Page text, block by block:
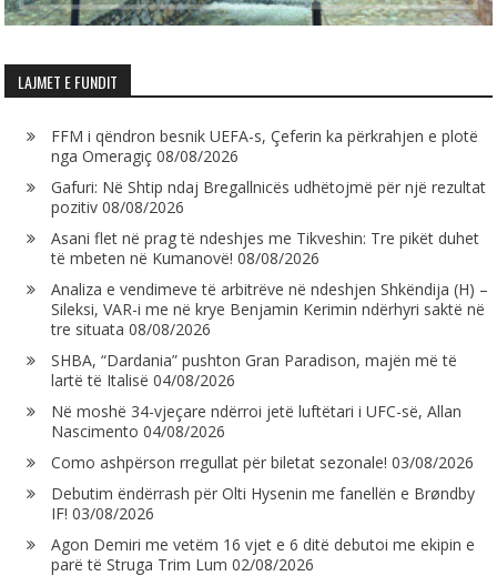
LAJMET E FUNDIT
FFM i qëndron besnik UEFA-s, Çeferin ka përkrahjen e plotë
nga Omeragiç 08/08/2026
Gafuri: Në Shtip ndaj Bregallnicës udhëtojmë për një rezultat
pozitiv 08/08/2026
Asani flet në prag të ndeshjes me Tikveshin: Tre pikët duhet
të mbeten në Kumanovë! 08/08/2026
Analiza e vendimeve të arbitrëve në ndeshjen Shkëndija (H) –
Sileksi, VAR-i me në krye Benjamin Kerimin ndërhyri saktë në
tre situata 08/08/2026
SHBA, “Dardania” pushton Gran Paradison, majën më të
lartë të Italisë 04/08/2026
Në moshë 34-vjeçare ndërroi jetë luftëtari i UFC-së, Allan
Nascimento 04/08/2026
Como ashpërson rregullat për biletat sezonale! 03/08/2026
Debutim ëndërrash për Olti Hysenin me fanellën e Brøndby
IF! 03/08/2026
Agon Demiri me vetëm 16 vjet e 6 ditë debutoi me ekipin e
parë të Struga Trim Lum 02/08/2026